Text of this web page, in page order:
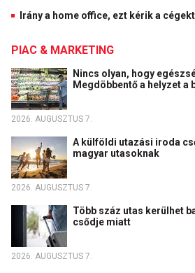
Irány a home office, ezt kérik a
PIAC & MARKETING
Nincs olyan, hogy
Megdöbbentő a helyzet a
2026. AUGUSZTUS 7.
A külföldi utazási iroda
magyar utasoknak
2026. AUGUSZTUS 7.
Több száz utas kerülhet
csődje miatt
2026. AUGUSZTUS 7.